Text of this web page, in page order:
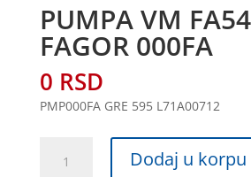
PUMPA VM
FAGOR 000FA
0 RSD
PMP000FA GRE 595 L71A00712
Dodaj u korpu